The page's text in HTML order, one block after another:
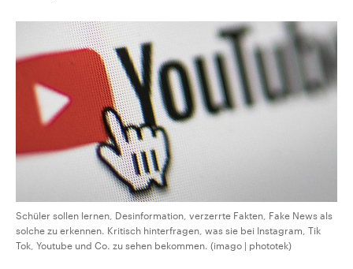
Schüler sollen lernen, Desinformation, verzerrte Fakten, Fake News als
solche zu erkennen. Kritisch hinterfragen, was sie bei Instagram, Tik
Tok, Youtube und Co. zu sehen bekommen. (imago | phototek)